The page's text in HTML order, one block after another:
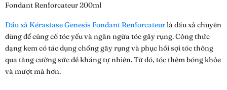
Fondant Renforcateur 200ml
Dầu xả Kérastase Genesis Fondant Renforcateurlà dầu xả chuyên
dùng để củng cố tóc yếu và ngăn ngừa tóc gãy rụng. Công thức
dạng kem có tác dụng chống gãy rụng và phục hồi sợi tóc thông
qua tăng cường sức đề kháng tự nhiên. Từ đó, tóc thêm bóng khỏe
và mượt mà hơn.